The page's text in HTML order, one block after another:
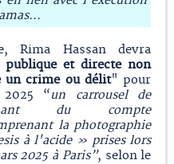
Rima Hassan devra
publique et directe non
un crime ou délit" pour
“un carrousel de
du compte
la photographie
à l'acide » prises lors
2025 à Paris”, selon le